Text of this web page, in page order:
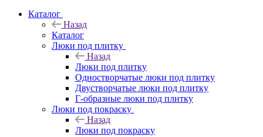
Каталог
Назад
Каталог
Люки под плитку
Назад
Люки под плитку
Одностворчатые люки под плитку
Двустворчатые люки под плитку
Г-образные люки под плитку
Люки под покраску
Назад
Люки под покраску